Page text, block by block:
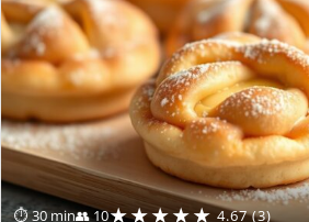
⏱ 30 min👥 10★★★★★ 4.67 (3)